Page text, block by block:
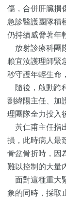
傷，合併肝臟損
急診醫護團隊積
仍持續威脅著年
放射診療科團
賴宜汝護理師緊
秒守護年輕生命
隨後，啟動跨
劉緯陽主任、加
理團隊全力投入
黃仁甫主任指
損，此時病人最
骨盆骨折時，因
難以控制的大量
面對這種重大
象的同時，採取